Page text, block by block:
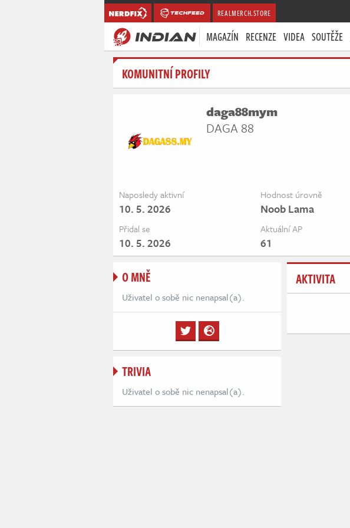
REALMERCH.STORE
MAGAZÍN RECENZE VIDEA SOUTĚŽE
KOMUNITNÍ PROFILY
daga88mym
DAGA 88
Naposledy aktivní
10. 5. 2026
Hodnost úrovně
Noob Lama
Přidal se
10. 5. 2026
Aktuální AP
61
O MNĚ
Uživatel o sobě nic nenapsal(a).
TRIVIA
Uživatel o sobě nic nenapsal(a).
AKTIVITA